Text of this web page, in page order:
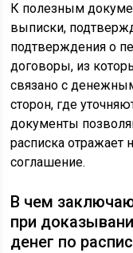
К полезным
выписки,
подтверждения о
договоры, из
связано с
сторон, где
документы
расписка отражает
соглашение.
В чем
при
денег по